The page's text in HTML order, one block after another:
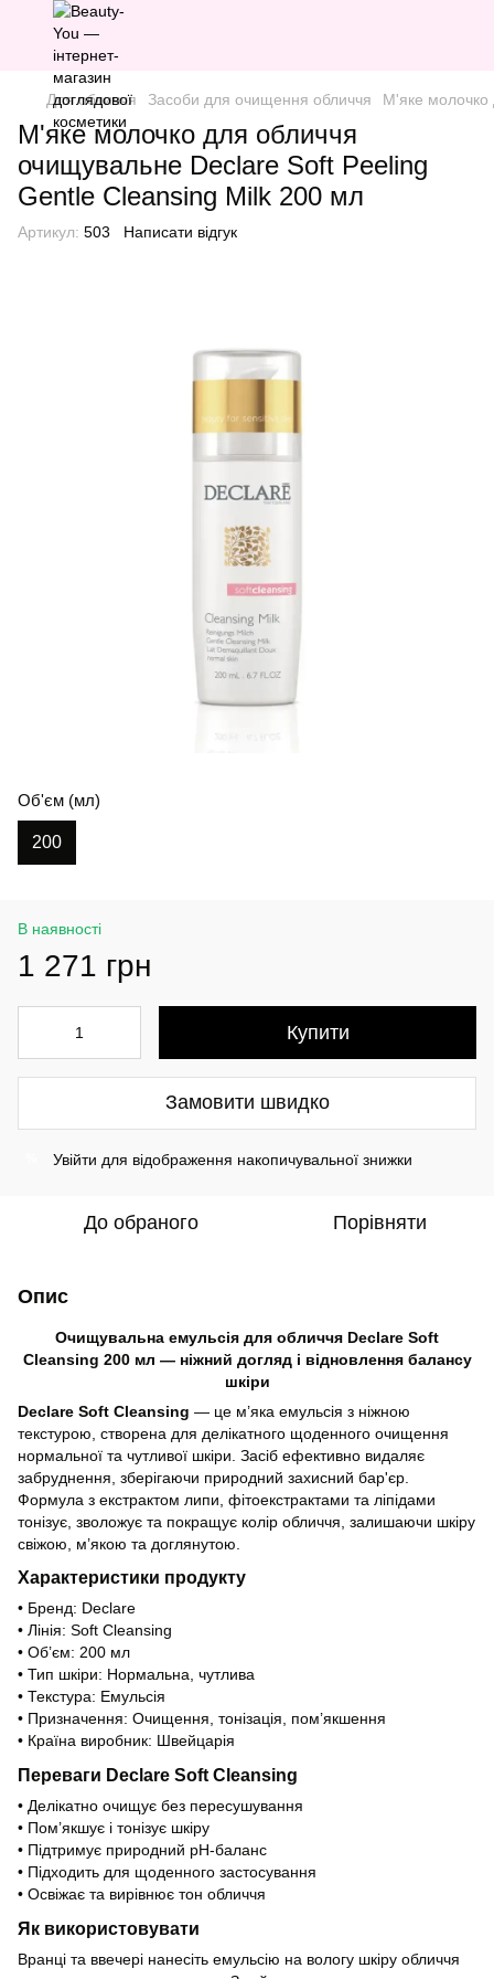
Для обличчя Засоби для очищення обличчя М'яке молочко
М'яке молочко для обличчя
очищувальне Declare Soft Peeling
Gentle Cleansing Milk 200 мл
Артикул: 503 Написати відгук
Об'єм (мл)
200
В наявності
1 271 грн
Купити
Замовити швидко
Увійти для відображення накопичувальної знижки
До обраного Порівняти
Опис
Очищувальна емульсія для обличчя Declare Soft
Cleansing 200 мл — ніжний догляд і відновлення балансу
шкіри
Declare Soft Cleansing — це м’яка емульсія з ніжною
текстурою, створена для делікатного щоденного очищення
нормальної та чутливої шкіри. Засіб ефективно видаляє
забруднення, зберігаючи природний захисний бар'єр.
Формула з екстрактом липи, фітоекстрактами та ліпідами
тонізує, зволожує та покращує колір обличчя, залишаючи шкіру
свіжою, м’якою та доглянутою.
Характеристики продукту
• Бренд: Declare
• Лінія: Soft Cleansing
• Об’єм: 200 мл
• Тип шкіри: Нормальна, чутлива
• Текстура: Емульсія
• Призначення: Очищення, тонізація, пом’якшення
• Країна виробник: Швейцарія
Переваги Declare Soft Cleansing
• Делікатно очищує без пересушування
• Пом’якшує і тонізує шкіру
• Підтримує природний pH-баланс
• Підходить для щоденного застосування
• Освіжає та вирівнює тон обличчя
Як використовувати
Вранці та ввечері нанесіть емульсію на вологу шкіру обличчя